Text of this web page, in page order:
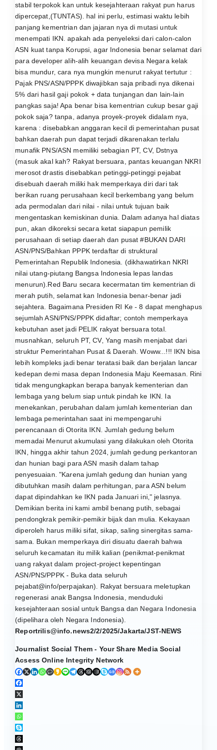
stabil terpokok kan untuk kesejahteraan rakyat pun harus
dipercepat,(TUNTAS). hal ini perlu, estimasi waktu lebih
panjang kementrian dan jajaran nya di mutasi untuk
menempati IKN. apakah ada penyeleksi dari calon-calon
ASN kuat tanpa Korupsi, agar Indonesia benar selamat dari
para developer alih-alih keuangan devisa Negara kelak
bisa mundur, cara nya mungkin menurut rakyat tertutur :
Pajak PNS/ASN/PPPK diwajibkan saja pribadi nya dikenai
5% dari hasil gaji pokok + data tunjangan dan lain-lain
pangkas saja! Apa benar bisa kementrian cukup besar gaji
pokok saja? tanpa, adanya proyek-proyek didalam nya,
karena : disebabkan anggaran kecil di pemerintahan pusat
bahkan daerah pun dapat terjadi dikarenakan terlalu
munafik PNS/ASN memiliki sebagian PT, CV, Dstnya
(masuk akal kah? Rakyat bersuara, pantas keuangan NKRI
merosot drastis disebabkan petinggi-petinggi pejabat
disebuah daerah miliki hak memperkaya diri dari tak
berikan ruang perusahaan kecil berkembang yang belum
ada permodalan dari nilai - nilai untuk tujuan baik
mengentaskan kemiskinan dunia. Dalam adanya hal diatas
pun, akan dikoreksi secara ketat siapapun pemilik
perusahaan di setiap daerah dan pusat #BUKAN DARI
ASN/PNS/Bahkan PPPK terdaftar di struktural
Pemerintahan Republik Indonesia. (dikhawatirkan NKRI
nilai utang-piutang Bangsa Indonesia lepas landas
menurun).Red Baru secara kecermatan tim kementrian di
merah putih, selamat kan Indonesia benar-benar jadi
sejahtera. Bagaimana Presiden RI Ke - 8 dapat menghapus
sejumlah ASN/PNS/PPPK didaftar; contoh memperkaya
kebutuhan aset jadi PELIK rakyat bersuara total.
musnahkan, seluruh PT, CV, Yang masih menjabat dari
struktur Pemerintahan Pusat & Daerah. Woww...!!! IKN bisa
lebih kompleks jadi benar teratasi baik dan berjalan lancar
kedepan demi masa depan Indonesia Maju Keemasan. Rini
tidak mengungkapkan berapa banyak kementerian dan
lembaga yang belum siap untuk pindah ke IKN. Ia
menekankan, perubahan dalam jumlah kementerian dan
lembaga pemerintahan saat ini mempengaruhi
perencanaan di Otorita IKN. Jumlah gedung belum
memadai Menurut akumulasi yang dilakukan oleh Otorita
IKN, hingga akhir tahun 2024, jumlah gedung perkantoran
dan hunian bagi para ASN masih dalam tahap
penyesuaian. "Karena jumlah gedung dan hunian yang
dibutuhkan masih dalam perhitungan, para ASN belum
dapat dipindahkan ke IKN pada Januari ini," jelasnya.
Demikian berita ini kami ambil benang putih, sebagai
pendongkrak pemikir-pemikir bijak dan mulia. Kekayaan
diperoleh harus miliki sifat, sikap, saling sinergitas sama-
sama. Bukan memperkaya diri disuatu daerah bahwa
seluruh kecamatan itu milik kalian (penikmat-penikmat
uang rakyat dalam project-project kepentingan
ASN/PNS/PPPK - Buka data seluruh
pejabat@info/perpajakan). Rakyat bersuara meletupkan
regenerasi anak Bangsa Indonesia, menduduki
kesejahteraan sosial untuk Bangsa dan Negara Indonesia
(dipelihara oleh Negara Indonesia).
Reportrilis@info.news2/2/2025/Jakarta/JST-NEWS
Journalist Social Them - Your Share Media Social
Acsess Online Integrity Network